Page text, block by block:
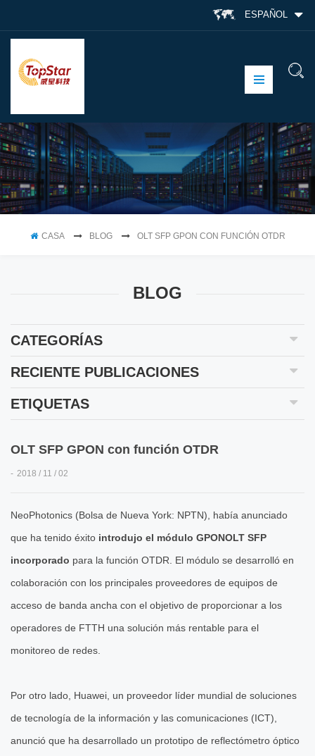
ESPAÑOL
CASA BLOG OLT SFP GPON CON FUNCIÓN OTDR
BLOG
CATEGORÍAS
RECIENTE PUBLICACIONES
ETIQUETAS
OLT SFP GPON con función OTDR
2018 / 11 / 02
NeoPhotonics (Bolsa de Nueva York: NPTN), había anunciado
que ha tenido éxito introdujo el módulo GPONOLT SFP
incorporado para la función OTDR. El módulo se desarrolló en
colaboración con los principales proveedores de equipos de
acceso de banda ancha con el objetivo de proporcionar a los
operadores de FTTH una solución más rentable para el
monitoreo de redes.
Por otro lado, Huawei, un proveedor líder mundial de soluciones
de tecnología de la información y las comunicaciones (ICT),
anunció que ha desarrollado un prototipo de reflectómetro óptico